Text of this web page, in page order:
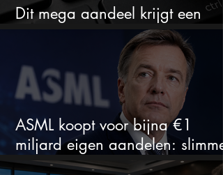
Dit mega aandeel krijgt een
zeldzaam verkoopadvies
ASML koopt voor bijna €1
miljard eigen aandelen: slimme
zet of dure timing?